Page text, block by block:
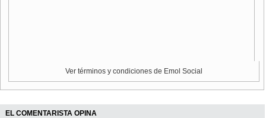
Ver términos y condiciones de Emol Social
EL COMENTARISTA OPINA